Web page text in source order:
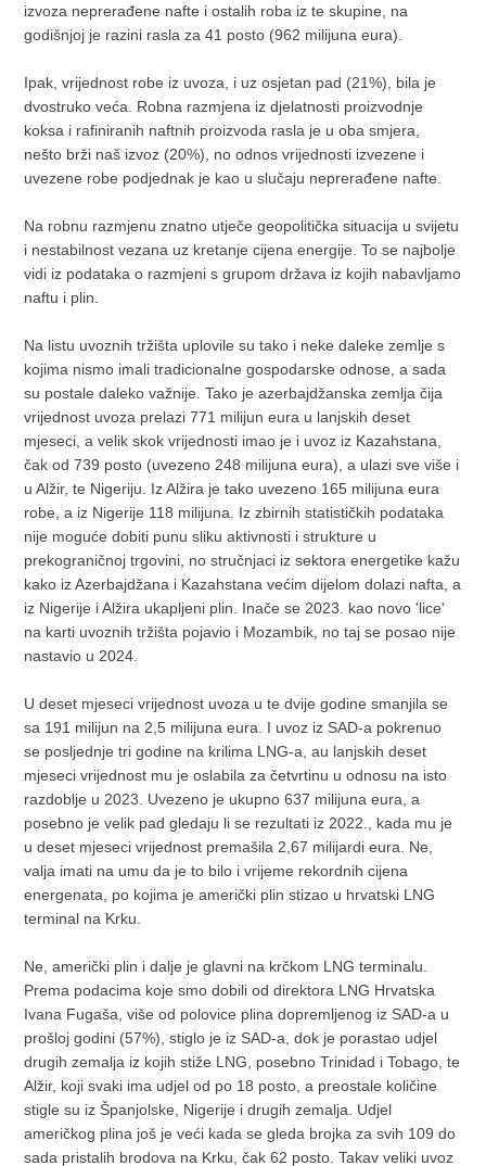
izvoza neprerađene nafte i ostalih roba iz te skupine, na
godišnjoj je razini rasla za 41 posto (962 milijuna eura).
Ipak, vrijednost robe iz uvoza, i uz osjetan pad (21%), bila je
dvostruko veća. Robna razmjena iz djelatnosti proizvodnje
koksa i rafiniranih naftnih proizvoda rasla je u oba smjera,
nešto brži naš izvoz (20%), no odnos vrijednosti izvezene i
uvezene robe podjednak je kao u slučaju neprerađene nafte.
Na robnu razmjenu znatno utječe geopolitička situacija u svijetu
i nestabilnost vezana uz kretanje cijena energije. To se najbolje
vidi iz podataka o razmjeni s grupom država iz kojih nabavljamo
naftu i plin.
Na listu uvoznih tržišta uplovile su tako i neke daleke zemlje s
kojima nismo imali tradicionalne gospodarske odnose, a sada
su postale daleko važnije. Tako je azerbajdžanska zemlja čija
vrijednost uvoza prelazi 771 milijun eura u lanjskih deset
mjeseci, a velik skok vrijednosti imao je i uvoz iz Kazahstana,
čak od 739 posto (uvezeno 248 milijuna eura), a ulazi sve više i
u Alžir, te Nigeriju. Iz Alžira je tako uvezeno 165 milijuna eura
robe, a iz Nigerije 118 milijuna. Iz zbirnih statističkih podataka
nije moguće dobiti punu sliku aktivnosti i strukture u
prekograničnoj trgovini, no stručnjaci iz sektora energetike kažu
kako iz Azerbajdžana i Kazahstana većim dijelom dolazi nafta, a
iz Nigerije i Alžira ukapljeni plin. Inače se 2023. kao novo 'lice'
na karti uvoznih tržišta pojavio i Mozambik, no taj se posao nije
nastavio u 2024.
U deset mjeseci vrijednost uvoza u te dvije godine smanjila se
sa 191 milijun na 2,5 milijuna eura. I uvoz iz SAD-a pokrenuo
se posljednje tri godine na krilima LNG-a, au lanjskih deset
mjeseci vrijednost mu je oslabila za četvrtinu u odnosu na isto
razdoblje u 2023. Uvezeno je ukupno 637 milijuna eura, a
posebno je velik pad gledaju li se rezultati iz 2022., kada mu je
u deset mjeseci vrijednost premašila 2,67 milijardi eura. Ne,
valja imati na umu da je to bilo i vrijeme rekordnih cijena
energenata, po kojima je američki plin stizao u hrvatski LNG
terminal na Krku.
Ne, američki plin i dalje je glavni na krčkom LNG terminalu.
Prema podacima koje smo dobili od direktora LNG Hrvatska
Ivana Fugaša, više od polovice plina dopremljenog iz SAD-a u
prošloj godini (57%), stiglo je iz SAD-a, dok je porastao udjel
drugih zemalja iz kojih stiže LNG, posebno Trinidad i Tobago, te
Alžir, koji svaki ima udjel od po 18 posto, a preostale količine
stigle su iz Španjolske, Nigerije i drugih zemalja. Udjel
američkog plina još je veći kada se gleda brojka za svih 109 do
sada pristalih brodova na Krku, čak 62 posto. Takav veliki uvoz